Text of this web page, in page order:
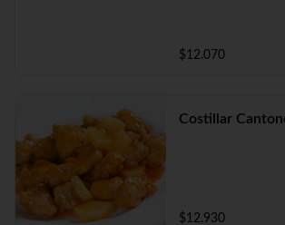
$12.070
Costillar
$12.930